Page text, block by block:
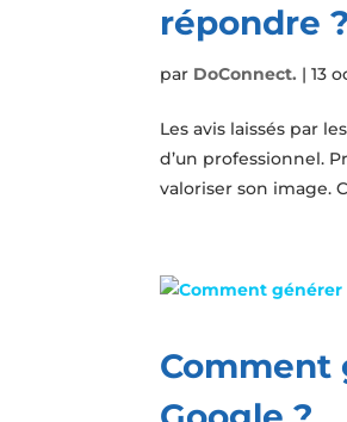
répondre ?
par DoConnect. |13
Les avis laissés par
d’un professionnel.
valoriser son image.
Comment